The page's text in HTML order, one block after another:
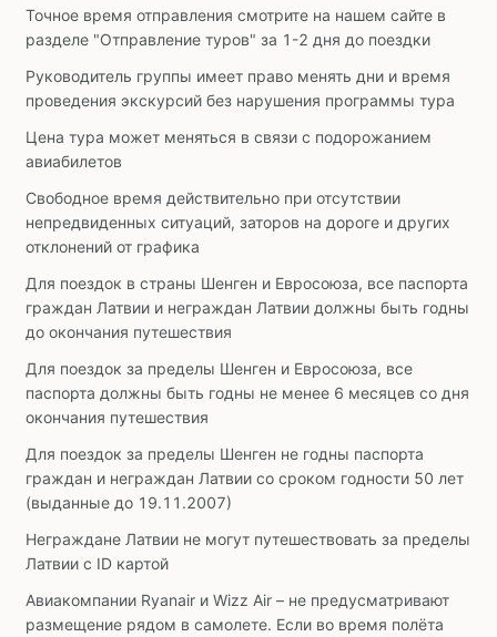
Точное время отправления смотрите на нашем сайте в
разделе "Отправление туров" за 1-2 дня до поездки
Руководитель группы имеет право менять дни и время
проведения экскурсий без нарушения программы тура
Цена тура может меняться в связи с подорожанием
авиабилетов
Свободное время действительно при отсутствии
непредвиденных ситуаций, заторов на дороге и других
отклонений от графика
Для поездок в страны Шенген и Евросоюза, все паспорта
граждан Латвии и неграждан Латвии должны быть годны
до окончания путешествия
Для поездок за пределы Шенген и Евросоюза, все
паспорта должны быть годны не менее 6 месяцев со дня
окончания путешествия
Для поездок за пределы Шенген не годны паспорта
граждан и неграждан Латвии со сроком годности 50 лет
(выданные до 19.11.2007)
Неграждане Латвии не могут путешествовать за пределы
Латвии с ID картой
Авиакомпании Ryanair и Wizz Air – не предусматривают
размещение рядом в самолете. Если во время полёта